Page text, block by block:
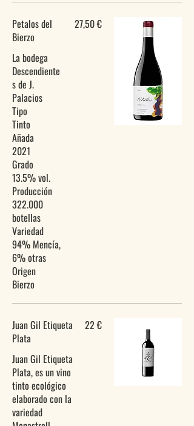
Petalos del
Bierzo
La bodega
Descendiente
s de J.
Palacios
Tipo
Tinto
Añada
2021
Grado
13.5% vol.
Producción
322.000
botellas
Variedad
94% Mencía,
6% otras
Origen
27,50 €
Juan Gil Etiqueta
Plata
Juan Gil Etiqueta
Plata, es un vino
tinto ecológico
elaborado con la
variedad
22 €